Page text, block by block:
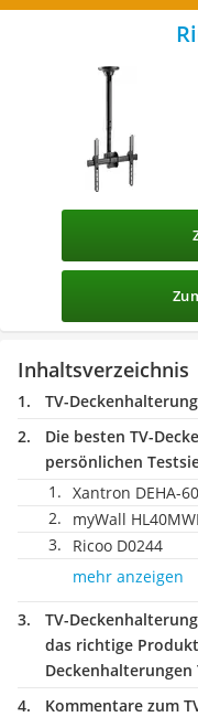
Inhaltsverzeichnis
TV-
Die besten TV-
persönlichen
Xantron DEHA-
myWall
Ricoo D0244
mehr anzeigen
TV-
das richtige
Deckenhalterungen
Kommentare zum